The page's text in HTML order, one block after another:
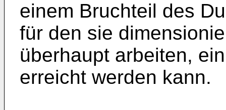
einem Bruchteil des
für den sie
überhaupt arbeiten,
erreicht werden kann.